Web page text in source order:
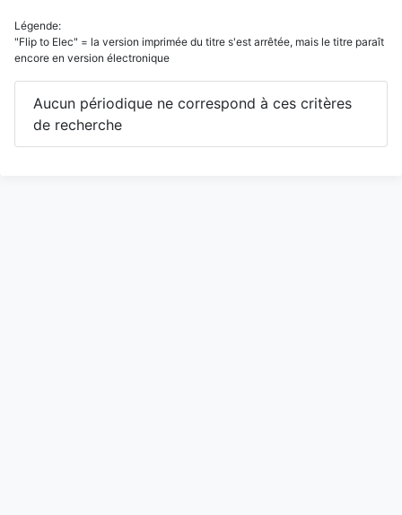
Légende:
"Flip to Elec" = la version imprimée du titre s'est arrêtée, mais le titre paraît
encore en version électronique
Aucun périodique ne correspond à ces critères
de recherche